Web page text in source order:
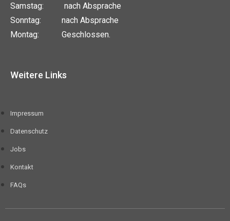
Samstag: nach Absprache
Sonntag: nach Absprache
Montag: Geschlossen.
Weitere Links
Impressum
Datenschutz
Jobs
Kontakt
FAQs